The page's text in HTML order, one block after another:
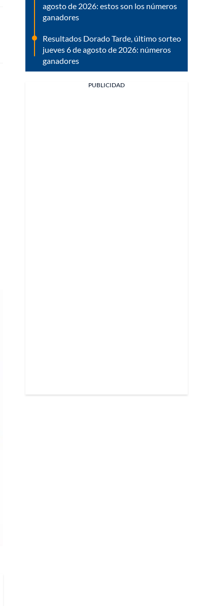
agosto de 2026: estos son los números
ganadores
Resultados Dorado Tarde, último sorteo
jueves 6 de agosto de 2026: números
ganadores
PUBLICIDAD